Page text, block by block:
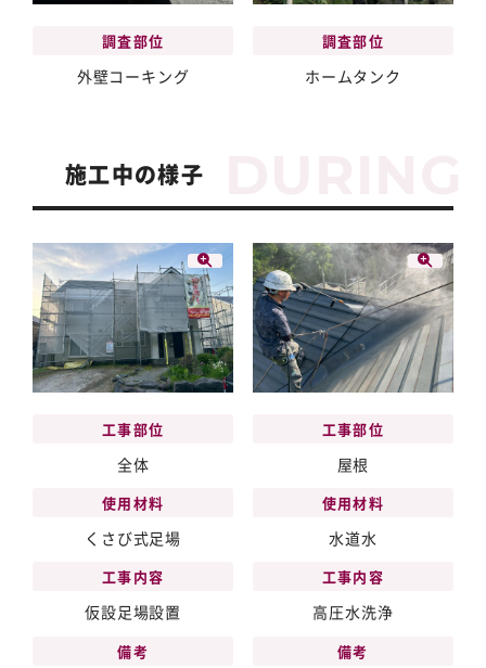
調査部位
外壁コーキング
調査部位
ホームタンク
施工中の様子
工事部位
全体
使用材料
くさび式足場
工事内容
仮設足場設置
備考
工事部位
屋根
使用材料
水道水
工事内容
高圧水洗浄
備考